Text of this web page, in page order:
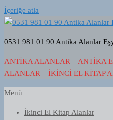
İçeriğe atla
0531 981 01 90 Antika Alanlar
ANTIKA ALANLAR – ANTIKA
ALANLAR – İKINCI EL KITAP
Menü
İkinci El Kitap Alanlar